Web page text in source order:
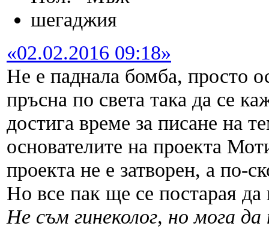
шегаджия
«02.02.2016 09:18»
Не е паднала бомба, просто
пръсна по света така да се
достига време за писане на
основателите на проекта
проекта не е затворен, а по-
Но все пак ще се постарая
Не съм гинеколог, но мога да